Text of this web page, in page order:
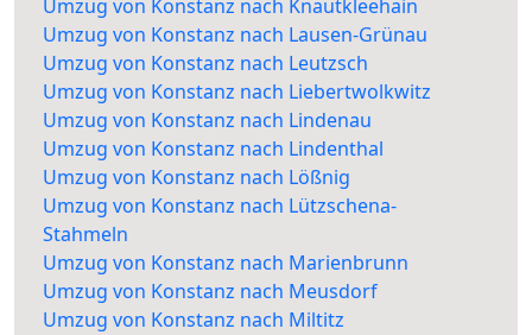
Umzug von Konstanz nach Knautkleehain
Umzug von Konstanz nach Lausen-Grünau
Umzug von Konstanz nach Leutzsch
Umzug von Konstanz nach Liebertwolkwitz
Umzug von Konstanz nach Lindenau
Umzug von Konstanz nach Lindenthal
Umzug von Konstanz nach Lößnig
Umzug von Konstanz nach Lützschena-
Stahmeln
Umzug von Konstanz nach Marienbrunn
Umzug von Konstanz nach Meusdorf
Umzug von Konstanz nach Miltitz